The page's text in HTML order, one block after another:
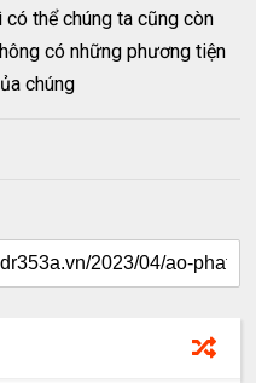
thể chúng ta cũng còn
có những phương tiện
chúng